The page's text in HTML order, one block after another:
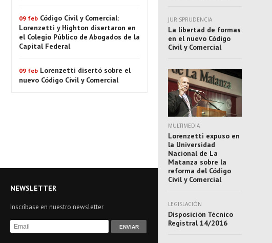
09 feb Código Civil y Comercial:
Lorenzetti y Highton disertaron en
el Colegio Público de Abogados de la
Capital Federal
09 feb Lorenzetti disertó sobre el
nuevo Código Civil y Comercial
NEWSLETTER
Inscríbase en nuestro newsletter
JURISPRUDENCIA
La libertad de formas
en el nuevo Código
Civil y Comercial
MULTIMEDIA
Lorenzetti expuso en
la Universidad
Nacional de La
Matanza sobre la
reforma del Código
Civil y Comercial
LEGISLACIÓN
Disposición Técnico
Registral 14/2016